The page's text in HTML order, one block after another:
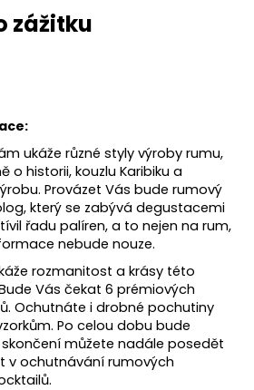
zážitku
ukáže různé styly výroby rumu,
o historii, kouzlu Karibiku a
Provázet Vás bude rumový
který se zabývá degustacemi
řadu palíren, a to nejen na rum,
nebude nouze.
rozmanitost a krásy této
Vás čekat 6 prémiových
Ochutnáte i drobné pochutiny
Po celou dobu bude
můžete nadále posedět
v ochutnávání rumových